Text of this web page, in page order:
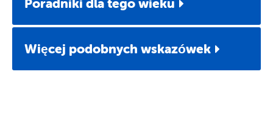
Więcej podobnych wskazówek